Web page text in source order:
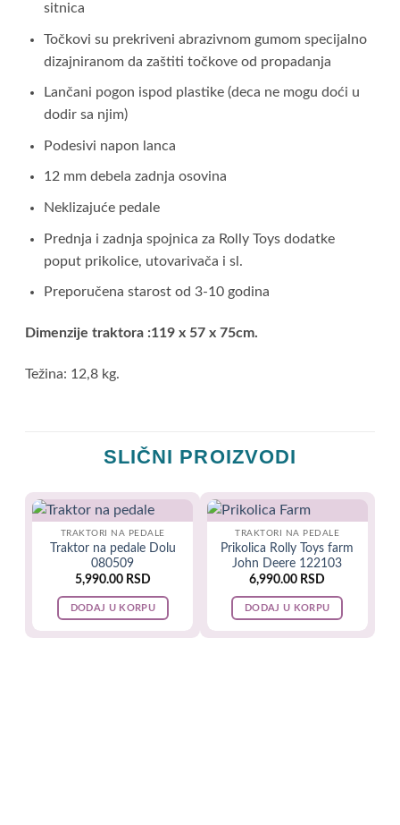
sitnica
Točkovi su prekriveni abrazivnom gumom specijalno
dizajniranom da zaštiti točkove od propadanja
Lančani pogon ispod plastike (deca ne mogu doći u
dodir sa njim)
Podesivi napon lanca
12 mm debela zadnja osovina
Neklizajuće pedale
Prednja i zadnja spojnica za Rolly Toys dodatke
poput prikolice, utovarivača i sl.
Preporučena starost od 3-10 godina
Dimenzije traktora :119 x 57 x 75cm.
Težina: 12,8 kg.
SLIČNI PROIZVODI
TRAKTORI NA PEDALE
Traktor na pedale Dolu
080509
5,990.00 RSD
DODAJ U KORPU
TRAKTORI NA PEDALE
Prikolica Rolly Toys farm
John Deere 122103
6,990.00 RSD
DODAJ U KORPU